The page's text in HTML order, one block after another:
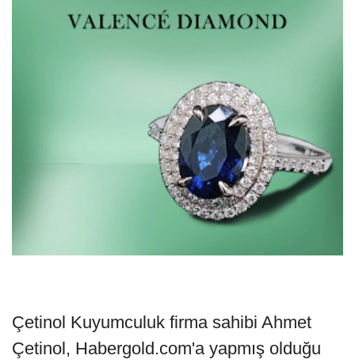
Çetinol Kuyumculuk firma sahibi Ahmet
Çetinol, Habergold.com'a yapmış olduğu